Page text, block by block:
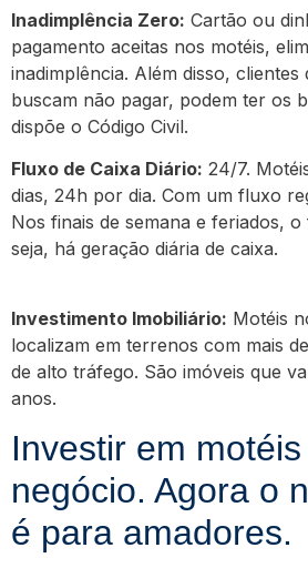
Inadimplência Zero: Cartão ou
pagamento aceitas nos motéis,
inadimplência. Além disso, clientes
buscam não pagar, podem ter os
dispõe o Código Civil.
Fluxo de Caixa Diário: 24/7.
dias, 24h por dia. Com um fluxo
Nos finais de semana e feriados,
seja, há geração diária de caixa.
Investimento Imobiliário: Motéis
localizam em terrenos com mais
de alto tráfego. São imóveis que
anos.
Investir em
negócio. Agora o
é para amadores.